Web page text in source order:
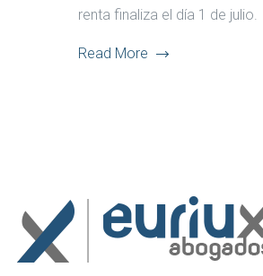
renta finaliza el día 1 de julio.
Read More